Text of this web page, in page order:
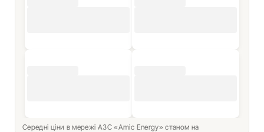
Середні ціни в мережі АЗС «Amic Energy» станом на